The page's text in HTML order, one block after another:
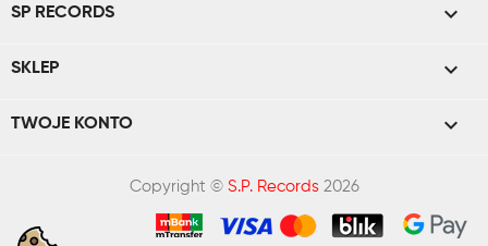
SP RECORDS 
SKLEP 
TWOJE KONTO 
Copyright © S.P. Records2026